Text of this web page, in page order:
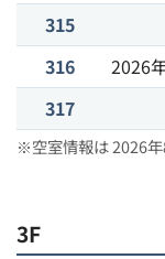
315
316
2026
317
※空室情報は 2026
3F